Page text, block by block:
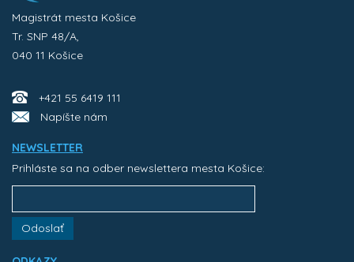
Magistrát mesta Košice
Tr. SNP 48/A,
040 11 Košice
+421 55 6419 111
Napíšte nám
NEWSLETTER
Prihláste sa na odber newslettera mesta Košice:
Odoslať